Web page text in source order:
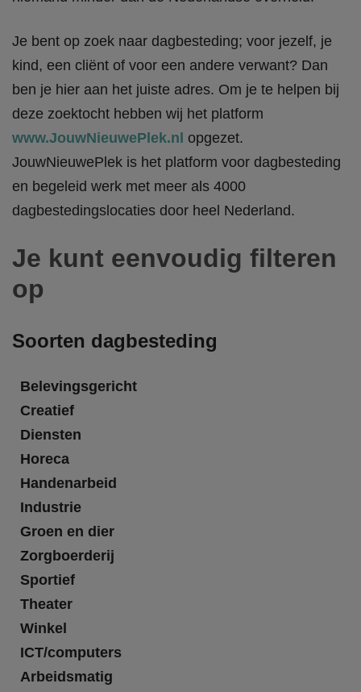
Je bent op zoek naar dagbesteding; voor jezelf, je
kind, een cliënt of voor een andere verwant? Dan
ben je hier aan het juiste adres. Om je te helpen bij
deze zoektocht hebben wij het platform
www.JouwNieuwePlek.nl opgezet.
JouwNieuwePlek is het platform voor dagbesteding
en begeleid werk met meer als 4000
dagbestedingslocaties door heel Nederland.
Je kunt eenvoudig filteren
op
Soorten dagbesteding
Belevingsgericht
Creatief
Diensten
Horeca
Handenarbeid
Industrie
Groen en dier
Zorgboerderij
Sportief
Theater
Winkel
ICT/computers
Arbeidsmatig